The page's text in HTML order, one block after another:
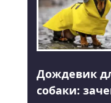
Дождевик
собаки: